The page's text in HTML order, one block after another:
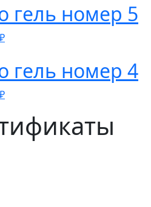
гель номер 5
₽
гель номер 4
₽